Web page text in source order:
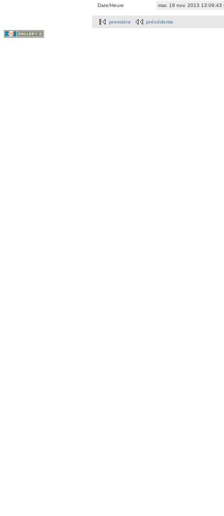
Date/Heure
mar. 19 nov. 2013 13:09:43
première précédente